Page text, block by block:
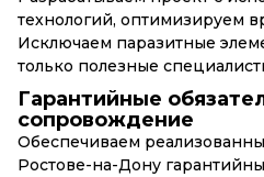
технологий, оптимизируем
Исключаем паразитные
только полезные
Гарантийные
сопровождение
Обеспечиваем
Ростове-на-Дону